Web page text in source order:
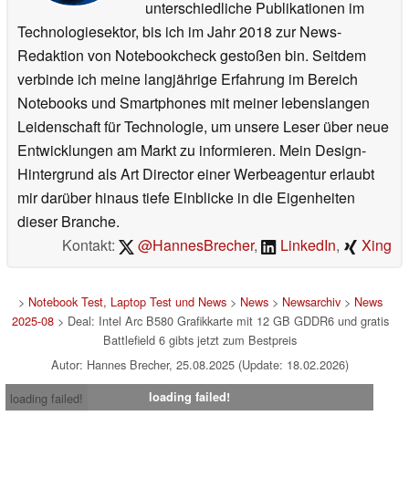
unterschiedliche Publikationen im
Technologiesektor, bis ich im Jahr 2018 zur News-
Redaktion von Notebookcheck gestoßen bin. Seitdem
verbinde ich meine langjährige Erfahrung im Bereich
Notebooks und Smartphones mit meiner lebenslangen
Leidenschaft für Technologie, um unsere Leser über neue
Entwicklungen am Markt zu informieren. Mein Design-
Hintergrund als Art Director einer Werbeagentur erlaubt
mir darüber hinaus tiefe Einblicke in die Eigenheiten
dieser Branche.
Kontakt:
@HannesBrecher, LinkedIn, Xing
> Notebook Test, Laptop Test und News> News> Newsarchiv> News
2025-08> Deal: Intel Arc B580 Grafikkarte mit 12 GB GDDR6 und gratis
Battlefield 6 gibts jetzt zum Bestpreis
Autor: Hannes Brecher, 25.08.2025 (Update: 18.02.2026)
loading failed!
loading failed!